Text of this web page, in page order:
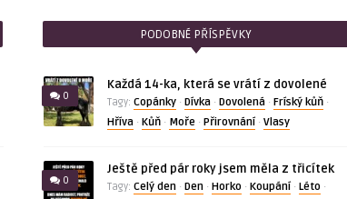
PODOBNÉ PŘÍSPĚVKY
0
Každá 14-ka, která se vrátí z dovolené
Tagy: Copánky· Dívka· Dovolená· Fríský kůň·
Hříva· Kůň· Moře· Přirovnání· Vlasy
0
Ještě před pár roky jsem měla z třicítek
Tagy: Celý den· Den· Horko· Koupání· Léto·